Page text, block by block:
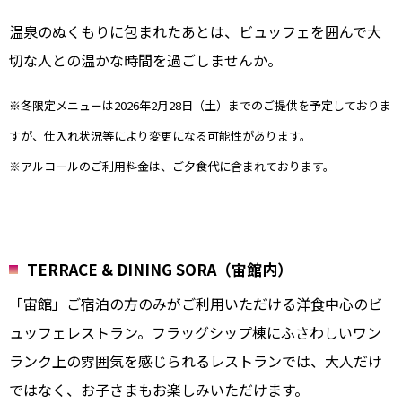
温泉のぬくもりに包まれたあとは、ビュッフェを囲んで大
切な人との温かな時間を過ごしませんか。
※冬限定メニューは2026年2月28日（土）までのご提供を予定しておりま
すが、仕入れ状況等により変更になる可能性があります。
※アルコールのご利用料金は、ご夕食代に含まれております。
TERRACE & DINING SORA（宙館内）
「宙館」ご宿泊の方のみがご利用いただける洋食中心のビ
ュッフェレストラン。フラッグシップ棟にふさわしいワン
ランク上の雰囲気を感じられるレストランでは、大人だけ
ではなく、お子さまもお楽しみいただけます。